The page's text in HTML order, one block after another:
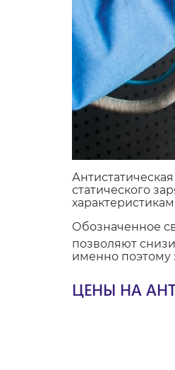
статического
Обозначенное
позволяют
именно поэтому
ЦЕНЫ НА